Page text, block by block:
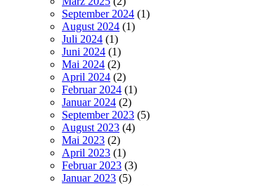
September 2024 (1)
August 2024 (1)
Juli 2024 (1)
Juni 2024 (1)
Mai 2024 (2)
April 2024 (2)
Februar 2024 (1)
Januar 2024 (2)
September 2023 (5)
August 2023 (4)
Mai 2023 (2)
April 2023 (1)
Februar 2023 (3)
Januar 2023 (5)